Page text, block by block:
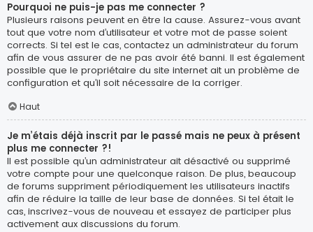
Pourquoi ne puis-je pas me connecter ?
Plusieurs raisons peuvent en être la cause. Assurez-vous avant
tout que votre nom d’utilisateur et votre mot de passe soient
corrects. Si tel est le cas, contactez un administrateur du forum
afin de vous assurer de ne pas avoir été banni. Il est également
possible que le propriétaire du site internet ait un problème de
configuration et qu’il soit nécessaire de la corriger.
Haut
Je m’étais déjà inscrit par le passé mais ne peux à présent
plus me connecter ?!
Il est possible qu’un administrateur ait désactivé ou supprimé
votre compte pour une quelconque raison. De plus, beaucoup
de forums suppriment périodiquement les utilisateurs inactifs
afin de réduire la taille de leur base de données. Si tel était le
cas, inscrivez-vous de nouveau et essayez de participer plus
activement aux discussions du forum.